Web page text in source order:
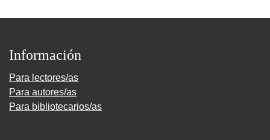
Información
Para lectores/as
Para autores/as
Para bibliotecarios/as